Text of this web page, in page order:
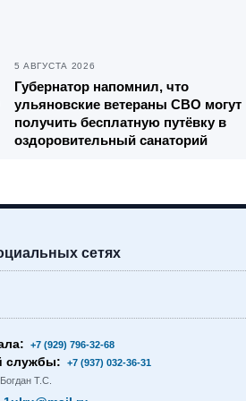
5 АВГУСТА 2026
Губернатор напомнил, что
ульяновские ветераны СВО могут
получить бесплатную путёвку в
оздоровительный санаторий
сетях
+7 (929) 796-32-68
службы: +7 (937) 032-36-31
Богдан Т.С.